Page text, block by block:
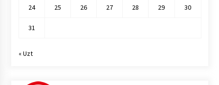
24 25 26 27 28 29 30
31
« Uzt